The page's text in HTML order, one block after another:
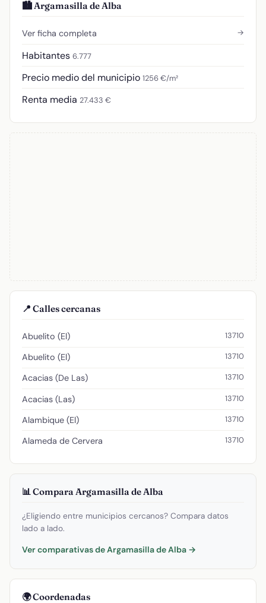
🏙️ Argamasilla de Alba
Ver ficha completa →
Habitantes 6.777
Precio medio del municipio 1256 €/m²
Renta media 27.433 €
📍 Calles cercanas
Abuelito (El) 13710
Abuelito (El) 13710
Acacias (De Las) 13710
Acacias (Las) 13710
Alambique (El) 13710
Alameda de Cervera 13710
📊 Compara Argamasilla de Alba
¿Eligiendo entre municipios cercanos? Compara datos
lado a lado.
Ver comparativas de Argamasilla de Alba →
🌍 Coordenadas